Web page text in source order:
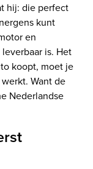
hij: die perfect
kunt
en
is. Het
koopt, moet je
Want de
Nederlandse